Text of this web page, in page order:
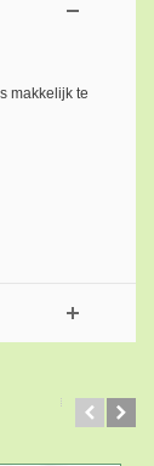
makkelijk te